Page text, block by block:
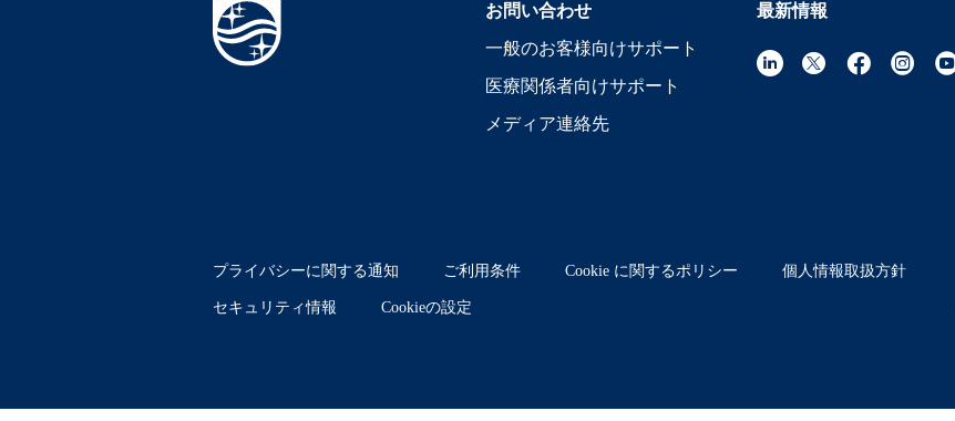
お問い合わせ
一般のお客様向けサポート
医療関係者向けサポート
メディア連絡先
最新情報
プライバシーに関する通知 ご利用条件 Cookie に関するポリシー 個人情報取扱方針
セキュリティ情報 Cookieの設定